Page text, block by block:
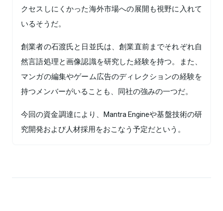
クセスしにくかった海外市場への展開も視野に入れて
いるそうだ。
創業者の石渡氏と日並氏は、創業直前までそれぞれ自
然言語処理と画像認識を研究した経験を持つ。また、
マンガの編集やゲーム広告のディレクションの経験を
持つメンバーがいることも、同社の強みの一つだ。
今回の資金調達により、Mantra Engineや基盤技術の研
究開発および人材採用をおこなう予定だという。